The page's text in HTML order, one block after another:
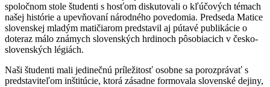
spoločnom stole študenti s hosťom diskutovali o kľúčových témach
našej histórie a upevňovaní národného povedomia. Predseda Matice
slovenskej mladým matičiarom predstavil aj pútavé publikácie o
doteraz málo známych slovenských hrdinoch pôsobiacich v česko-
slovenských légiách.
Naši študenti mali jedinečnú príležitosť osobne sa porozprávať s
predstaviteľom inštitúcie, ktorá zásadne formovala slovenské dejiny,